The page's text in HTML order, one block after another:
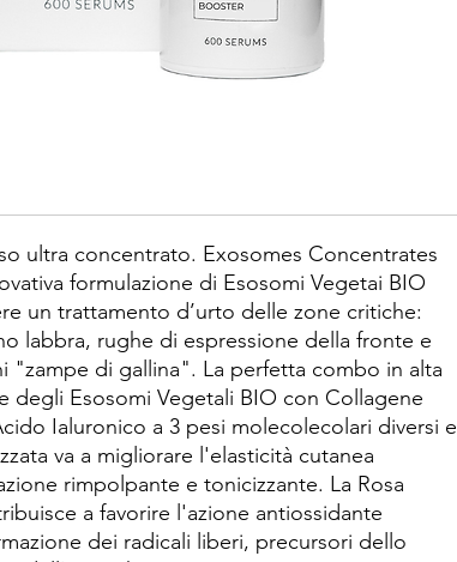
ultra concentrato. Exosomes Concentrates
formulazione di Esosomi Vegetai BIO
un trattamento d’urto delle zone critiche:
labbra, rughe di espressione della fronte e
"zampe di gallina". La perfetta combo in alta
degli Esosomi Vegetali BIO con Collagene
Ialuronico a 3 pesi molecolecolari diversi e
va a migliorare l'elasticità cutanea
rimpolpante e tonicizzante. La Rosa
a favorire l'azione antiossidante
dei radicali liberi, precursori dello